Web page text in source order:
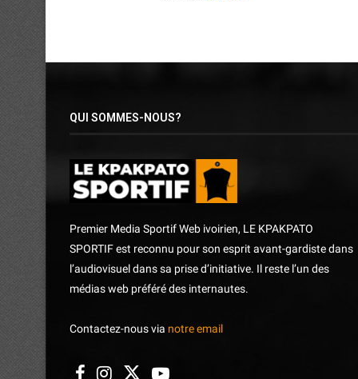
QUI SOMMES-NOUS?
Premier Media Sportif Web ivoirien, LE KPAKPATO
SPORTIF est reconnu pour son esprit avant-gardiste dans
l’audiovisuel dans sa prise d’initiative. Il reste l’un des
médias web préféré des internautes.
Contactez-nous via notre email